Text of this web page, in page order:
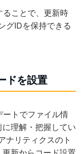
ことで、更新時
グIDを保持できる
ドを設置
トでファイル情
理解・把握してい
ナリティクスのト